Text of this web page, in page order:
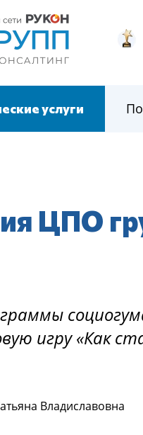
услуги
ЦПО
игру «Как
Владиславовна